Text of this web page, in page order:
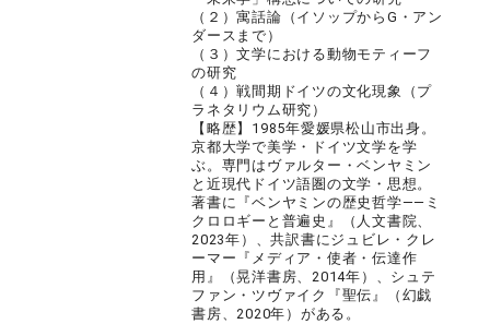
（２）寓話論（イソップからG・アン
ダースまで）
（３）文学における動物モティーフ
の研究
（４）戦間期ドイツの文化現象（プ
ラネタリウム研究）
【略歴】1985年愛媛県松山市出身。
京都大学で美学・ドイツ文学を学
ぶ。専門はヴァルター・ベンヤミン
と近現代ドイツ語圏の文学・思想。
著書に『ベンヤミンの歴史哲学――ミ
クロロギーと普遍史』（人文書院、
2023年）、共訳書にジュビレ・クレ
ーマー『メディア・使者・伝達作
用』（晃洋書房、2014年）、シュテ
ファン・ツヴァイク『聖伝』（幻戯
書房、2020年）がある。